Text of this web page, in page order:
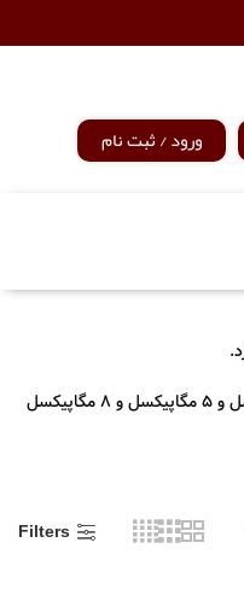
ورود / ثبت نام
مدل های متفاوتی از دستگاه های 16 کانال DVR هایلوک وجود دارد که با توجه به کیفیت تصویر دوربینی که پشتیبانی می کند متفاوت است. دستگاه های هایلوک با کیفیت تصویر 2 مگاپیکسل و 4 مگاپیکسل و 5 مگاپیکسل و 8 مگاپیکسل
Filters